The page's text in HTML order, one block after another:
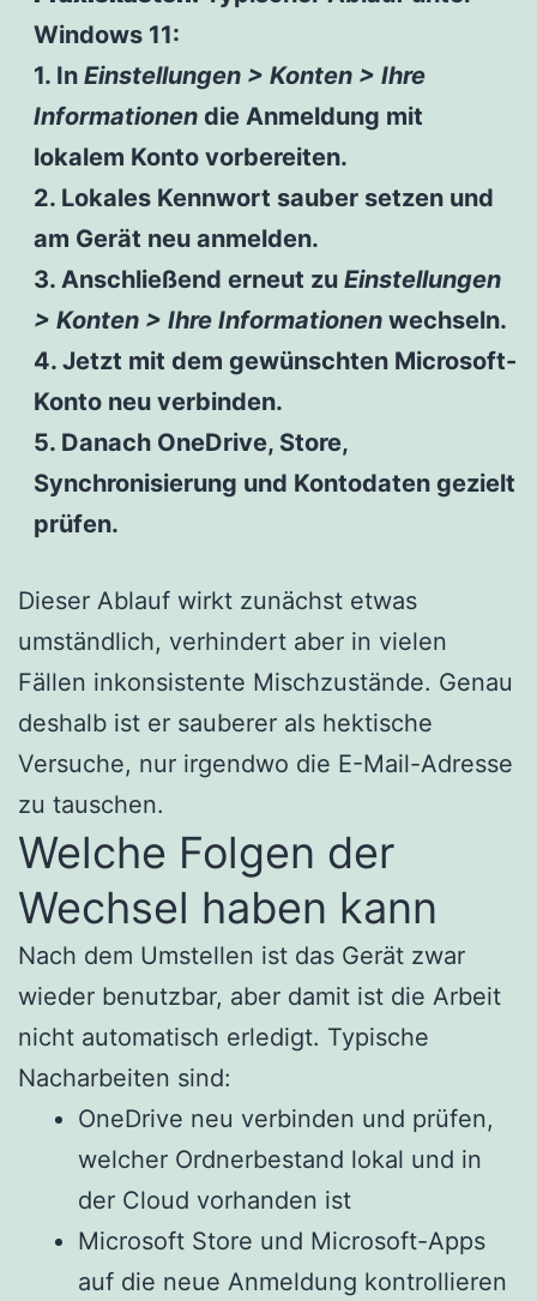
Windows 11:
1. In Einstellungen > Konten > Ihre
Informationendie Anmeldung mit
lokalem Konto vorbereiten.
2. Lokales Kennwort sauber setzen und
am Gerät neu anmelden.
3. Anschließend erneut zu Einstellungen
> Konten > Ihre Informationenwechseln.
4. Jetzt mit dem gewünschten Microsoft-
Konto neu verbinden.
5. Danach OneDrive, Store,
Synchronisierung und Kontodaten gezielt
prüfen.
Dieser Ablauf wirkt zunächst etwas
umständlich, verhindert aber in vielen
Fällen inkonsistente Mischzustände. Genau
deshalb ist er sauberer als hektische
Versuche, nur irgendwo die E-Mail-Adresse
zu tauschen.
Welche Folgen der
Wechsel haben kann
Nach dem Umstellen ist das Gerät zwar
wieder benutzbar, aber damit ist die Arbeit
nicht automatisch erledigt. Typische
Nacharbeiten sind:
OneDrive neu verbinden und prüfen,
welcher Ordnerbestand lokal und in
der Cloud vorhanden ist
Microsoft Store und Microsoft-Apps
auf die neue Anmeldung kontrollieren